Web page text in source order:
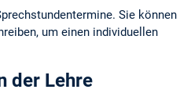
Sie können
um einen individuellen
der Lehre